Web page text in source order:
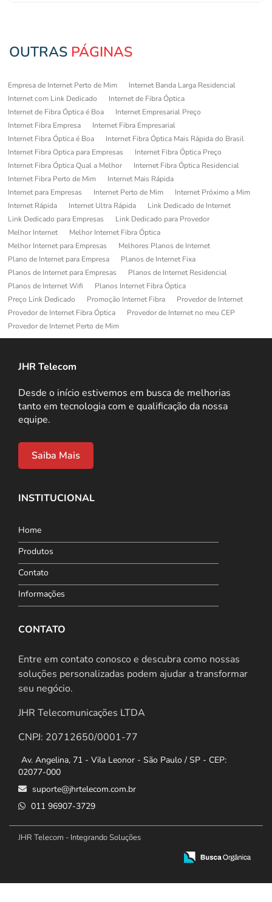
OUTRAS PÁGINAS
Empresa de Internet Perto de Mim
Internet Banda Larga Residencial
Internet com Link Dedicado
Internet de Fibra Óptica
Internet de Fibra Óptica é Boa
Internet Empresarial Preço
Internet Fibra Empresa
Internet Fibra Empresarial
Internet Fibra Óptica é Boa
Internet Fibra Óptica Mais Rápida do Brasil
Internet Fibra Optica para Empresas
Internet Fibra Óptica Preço
Internet Fibra Óptica Qual a Melhor
Internet Fibra Óptica Residencial
Internet Fibra Perto de Mim
Internet Mais Rápida
Internet para Empresas
Internet Perto de Mim
Internet Próximo a Mim
Internet Rápida
Internet Ultra Rápida
Link Dedicado de Internet
Link Dedicado para Empresas
Link Dedicado para Provedor
Melhor Internet
Melhor Internet Fibra Óptica
Melhor Internet para Empresas
Melhores Planos de Internet
Plano de Internet para Empresa
Planos de Internet Fixa
Planos de Internet para Empresas
Planos de Internet Residencial
Planos de Internet Wifi
Planos Internet Fibra Óptica
Preço Link Dedicado
Promoção Internet Fibra
Provedor de Internet
Provedor de Internet Fibra Óptica
Provedor de Internet no meu CEP
Provedor de Internet Perto de Mim
JHR Telecom
Desde o início estivemos em busca de melhorias
tanto em tecnologia com e qualificação da nossa
equipe.
Saiba Mais
INSTITUCIONAL
Home
Produtos
Contato
Informações
CONTATO
Entre em contato conosco e descubra como nossas
soluções personalizadas podem ajudar a transformar
seu negócio.
JHR Telecomunicações LTDA
CNPJ: 20712650/0001-77
Av. Angelina, 71 - Vila Leonor - São Paulo / SP - CEP:
02077-000
suporte@jhrtelecom.com.br
011 96907-3729
JHR Telecom - Integrando Soluções